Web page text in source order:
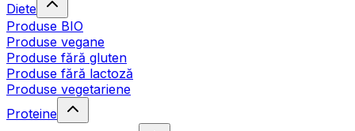
Diete
Produse BIO
Produse vegane
Produse fără gluten
Produse fără lactoză
Produse vegetariene
Proteine